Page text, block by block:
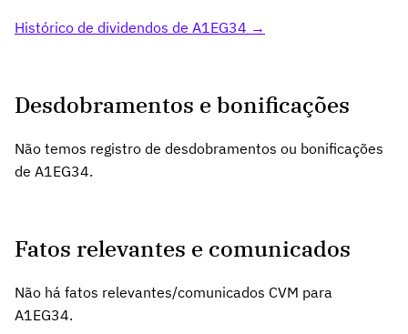
Histórico de dividendos de A1EG34 →
Desdobramentos e bonificações
Não temos registro de desdobramentos ou bonificações
de A1EG34.
Fatos relevantes e comunicados
Não há fatos relevantes/comunicados CVM para
A1EG34.